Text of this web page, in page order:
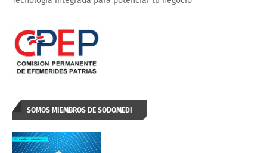
SOMOS MIEMBROS DE SODOMEDI